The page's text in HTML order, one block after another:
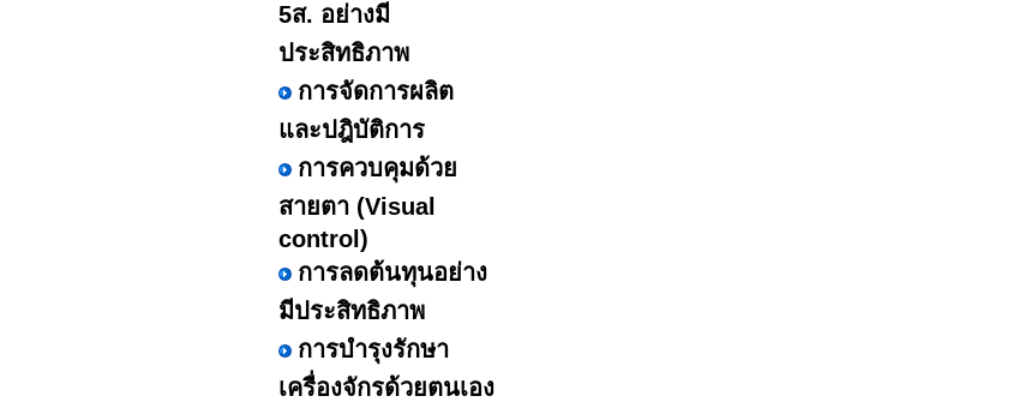
5ส. อย่างมี
ประสิทธิภาพ
การจัดการผลิต
และปฎิบัติการ
การควบคุมด้วย
สายตา (Visual
control)
การลดต้นทุนอย่าง
มีประสิทธิภาพ
การบำรุงรักษา
เครื่องจักรด้วยตนเอง